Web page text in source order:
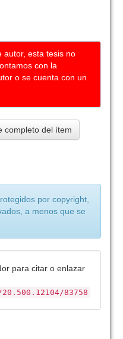
autor, esta tesis no
con la
o se cuenta con un
completo del ítem
por copyright,
a menos que se
para citar o enlazar
83758